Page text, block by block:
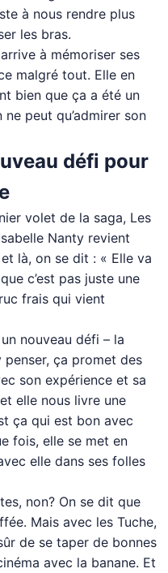
à nous rendre plus
les bras.
à mémoriser ses
malgré tout. Elle en
bien que ça a été un
ne peut qu’admirer son
défi pour
volet de la saga, Les
Nanty revient
là, on se dit : « Elle va
c’est pas juste une
frais qui vient
nouveau défi – la
penser, ça promet des
son expérience et sa
elle nous livre une
ça qui est bon avec
fois, elle se met en
elle dans ses folles
non? On se dit que
Mais avec les Tuche,
de se taper de bonnes
avec la banane. Et